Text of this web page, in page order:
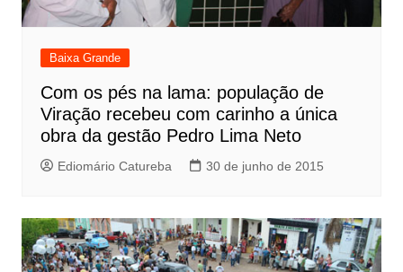
Baixa Grande
Com os pés na lama: população de
Viração recebeu com carinho a única
obra da gestão Pedro Lima Neto
Ediomário Catureba 30 de junho de 2015